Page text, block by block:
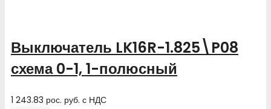
Выключатель LK16R-1.825\P08
схема 0-1, 1-полюсный
1 243.83 рос. руб. с НДС